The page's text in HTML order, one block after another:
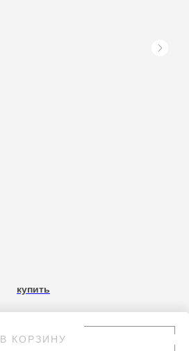
В КОРЗИНУ
купить